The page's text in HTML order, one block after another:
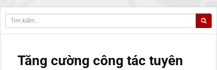
Tăng cường công tác tuyên